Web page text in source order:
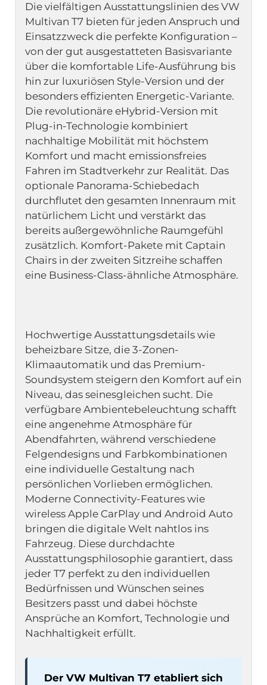
Die vielfältigen Ausstattungslinien des VW
Multivan T7 bieten für jeden Anspruch und
Einsatzzweck die perfekte Konfiguration –
von der gut ausgestatteten Basisvariante
über die komfortable Life-Ausführung bis
hin zur luxuriösen Style-Version und der
besonders effizienten Energetic-Variante.
Die revolutionäre eHybrid-Version mit
Plug-in-Technologie kombiniert
nachhaltige Mobilität mit höchstem
Komfort und macht emissionsfreies
Fahren im Stadtverkehr zur Realität. Das
optionale Panorama-Schiebedach
durchflutet den gesamten Innenraum mit
natürlichem Licht und verstärkt das
bereits außergewöhnliche Raumgefühl
zusätzlich. Komfort-Pakete mit Captain
Chairs in der zweiten Sitzreihe schaffen
Hochwertige Ausstattungsdetails wie
beheizbare Sitze, die 3-Zonen-
Klimaautomatik und das Premium-
Soundsystem steigern den Komfort auf ein
Niveau, das seinesgleichen sucht. Die
verfügbare Ambientebeleuchtung schafft
eine angenehme Atmosphäre für
Abendfahrten, während verschiedene
Felgendesigns und Farbkombinationen
eine individuelle Gestaltung nach
persönlichen Vorlieben ermöglichen.
Moderne Connectivity-Features wie
wireless Apple CarPlay und Android Auto
bringen die digitale Welt nahtlos ins
Fahrzeug. Diese durchdachte
Ausstattungsphilosophie garantiert, dass
jeder T7 perfekt zu den individuellen
Bedürfnissen und Wünschen seines
Besitzers passt und dabei höchste
Ansprüche an Komfort, Technologie und
Nachhaltigkeit erfüllt.
Der VW Multivan T7 etabliert sich